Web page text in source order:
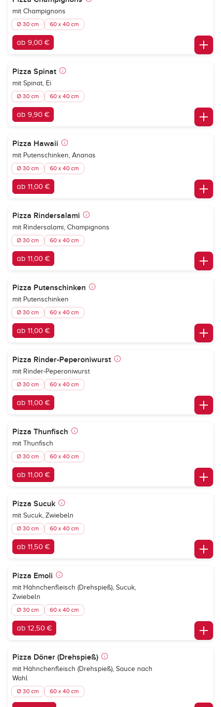
mit Champignons
Ø 30 cm 60 x 40 cm
ab 9,00 €
Pizza Spinat
mit Spinat, Ei
Ø 30 cm 60 x 40 cm
ab 9,90 €
Pizza Hawaii
mit Putenschinken, Ananas
Ø 30 cm 60 x 40 cm
ab 11,00 €
Pizza Rindersalami
mit Rindersalami, Champignons
Ø 30 cm 60 x 40 cm
ab 11,00 €
Pizza Putenschinken
mit Putenschinken
Ø 30 cm 60 x 40 cm
ab 11,00 €
Pizza Rinder-Peperoniwurst
mit Rinder-Peperoniwurst
Ø 30 cm 60 x 40 cm
ab 11,00 €
Pizza Thunfisch
mit Thunfisch
Ø 30 cm 60 x 40 cm
ab 11,00 €
Pizza Sucuk
mit Sucuk, Zwiebeln
Ø 30 cm 60 x 40 cm
ab 11,50 €
Pizza Emoli
mit Hähnchenfleisch (Drehspieß), Sucuk,
Zwiebeln
Ø 30 cm 60 x 40 cm
ab 12,50 €
Pizza Döner (Drehspieß)
mit Hähnchenfleisch (Drehspieß), Sauce nach
Wahl
Ø 30 cm 60 x 40 cm